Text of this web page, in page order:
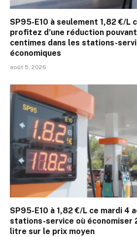
SP95-E10 à seulement 1,82 €/L
profitez d’une réduction
centimes dans les stations-
économiques
août 5, 2026
SP95-E10 à 1,82 €/L ce mardi 4
stations-service où économiser
litre sur le prix moyen